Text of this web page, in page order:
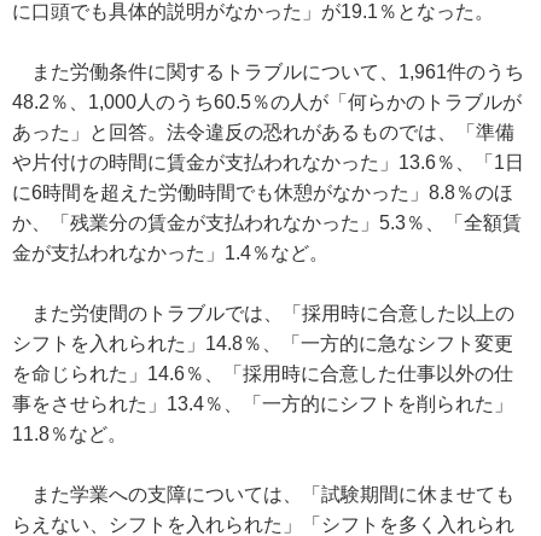
に口頭でも具体的説明がなかった」が19.1％となった。
また労働条件に関するトラブルについて、1,961件のうち
48.2％、1,000人のうち60.5％の人が「何らかのトラブルが
あった」と回答。法令違反の恐れがあるものでは、「準備
や片付けの時間に賃金が支払われなかった」13.6％、「1日
に6時間を超えた労働時間でも休憩がなかった」8.8％のほ
か、「残業分の賃金が支払われなかった」5.3％、「全額賃
金が支払われなかった」1.4％など。
また労使間のトラブルでは、「採用時に合意した以上の
シフトを入れられた」14.8％、「一方的に急なシフト変更
を命じられた」14.6％、「採用時に合意した仕事以外の仕
事をさせられた」13.4％、「一方的にシフトを削られた」
11.8％など。
また学業への支障については、「試験期間に休ませても
らえない、シフトを入れられた」「シフトを多く入れられ